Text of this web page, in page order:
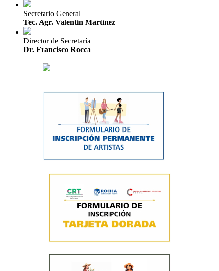
Secretario General
Tec. Agr. Valentín Martínez
Director de Secretaría
Dr. Francisco Rocca